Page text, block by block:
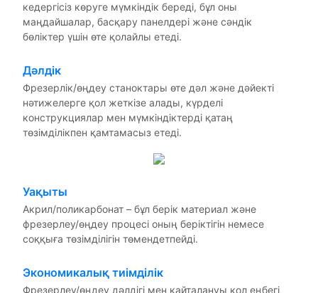
кедергісіз көруге мүмкіндік береді, бұл оны
маңдайшалар, басқару панелдері және сәндік
бөліктер үшін өте қолайлы етеді.
Дәлдік
Фрезерлік/өңдеу станоктары өте дәл және дәйекті
нәтижелерге қол жеткізе алады, күрделі
конструкциялар мен мүмкіндіктерді қатаң
төзімділікпен қамтамасыз етеді.
Уақыты
Акрил/поликарбонат – бұл берік материал және
фрезерлеу/өңдеу процесі оның беріктігін немесе
соққыға төзімділігін төмендетпейді.
Экономикалық тиімділік
Фрезерлеу/өңдеу дәлдігі мен қайталануы қол еңбегі